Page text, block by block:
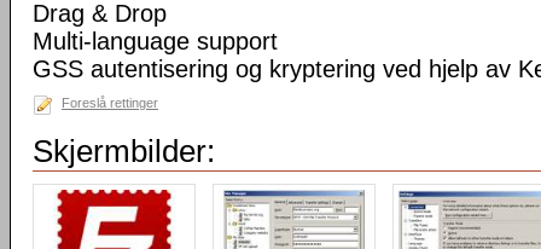
Drag & Drop
Multi-language support
GSS autentisering og kryptering ved hjelp av
Foreslå rettinger
Skjermbilder: